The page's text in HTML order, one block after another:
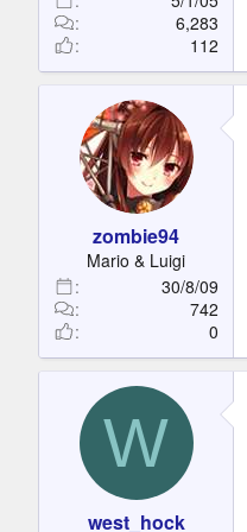
6,283
112
zombie94
Mario & Luigi
30/8/09
742
0
W
west_hock